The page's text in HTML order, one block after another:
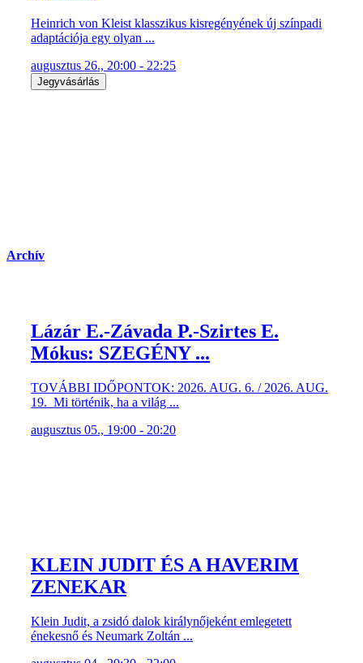
Heinrich von Kleist klasszikus kisregényének új színpadi
adaptációja egy olyan ...
augusztus 26., 20:00 - 22:25
Jegyvásárlás
Archív
Lázár E.-Závada P.-Szirtes E.
Mókus: SZEGÉNY ...
TOVÁBBI IDŐPONTOK: 2026. AUG. 6. / 2026. AUG.
19. Mi történik, ha a világ ...
augusztus 05., 19:00 - 20:20
KLEIN JUDIT ÉS A HAVERIM
ZENEKAR
Klein Judit, a zsidó dalok királynőjeként emlegetett
énekesnő és Neumark Zoltán ...